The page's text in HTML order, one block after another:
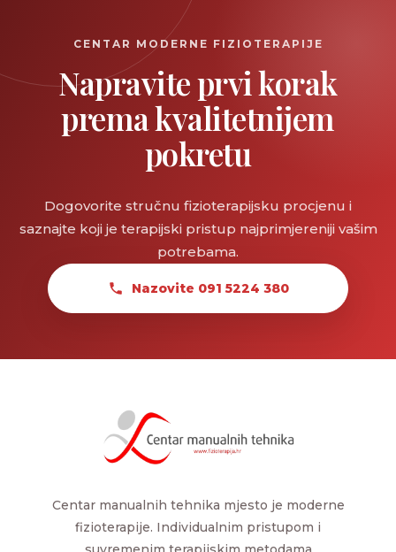
CENTAR MODERNE FIZIOTERAPIJE
Napravite prvi korak
prema kvalitetnijem
pokretu
Dogovorite stručnu fizioterapijsku procjenu i
saznajte koji je terapijski pristup najprimjereniji vašim
potrebama.
Nazovite 091 5224 380
Centar manualnih tehnika mjesto je moderne
fizioterapije. Individualnim pristupom i